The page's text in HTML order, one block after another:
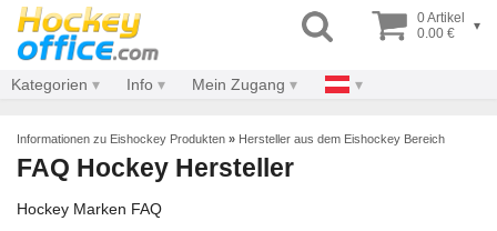
0 Artikel
0.00 €
▾
Kategorien Info Mein Zugang
Informationen zu Eishockey Produkten » Hersteller aus dem Eishockey Bereich
FAQ Hockey Hersteller
Hockey Marken FAQ